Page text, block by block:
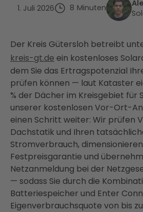
1. Juli 2026 8 Minuten
Der Kreis Gütersloh betreibt
kreis-gt.de ein kostenloses
dem Sie das Ertragspotenzial
prüfen können — laut Kataster
% der Dächer im Kreisgebiet für
unserer kostenlosen Vor-Ort-
einen Schritt weiter: Wir prüfen
Dachstatik und Ihren
Stromverbrauch,
Festpreisgarantie und
Netzanmeldung bei der
— sodass Sie durch die
Batteriespeicher und Enter
Eigenverbrauchsquote von bis